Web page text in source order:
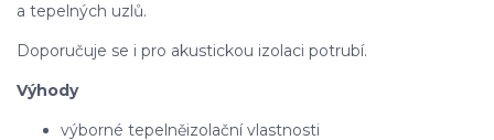
a tepelných uzlů.
Doporučuje se i pro akustickou izolaci potrubí.
Výhody
výborné tepelněizolační vlastnosti